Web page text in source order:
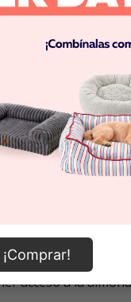
con reducción de
diseñadas
en el área
acceso a la
¡Comprar!